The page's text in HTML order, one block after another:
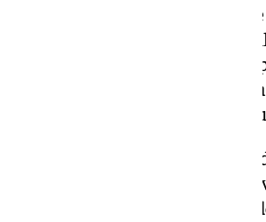
Continúa la investigación
pasado lunes, el dueño de un
secuestrado a punta de
municipio, dando pie a un
agentes, que lograron dar con
Según ha apuntado el
víctima «fue retenida contra
donde lo dejaron sus